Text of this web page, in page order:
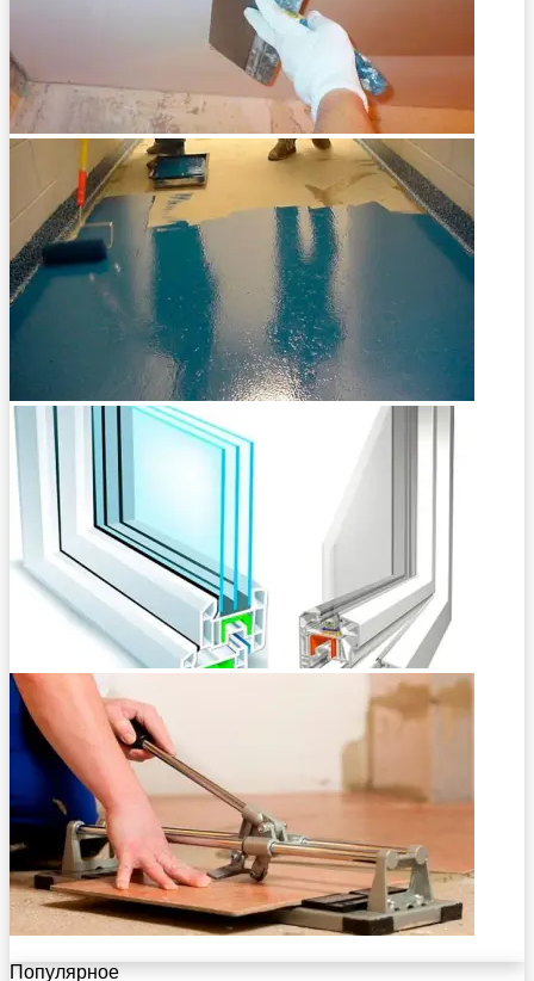
Популярное